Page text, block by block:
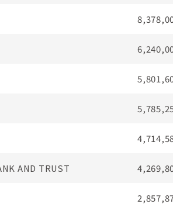
AND TRUST